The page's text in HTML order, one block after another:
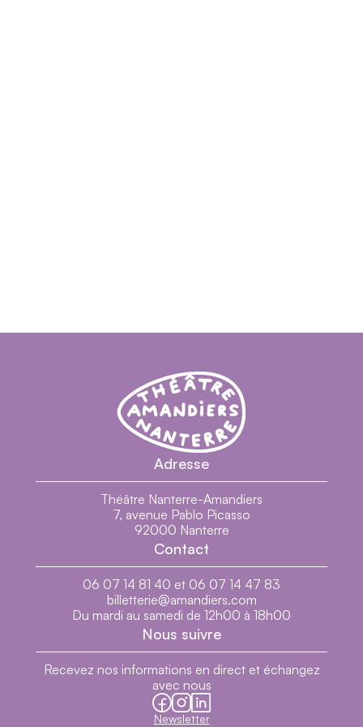
Théâtre Nanterre-Amandiers - Centre
Théâtre Nanterre-Amandiers
Adresse
Théâtre Nanterre-Amandiers
7, avenue Pablo Picasso
92000 Nanterre
Contact
06 07 14 81 40 et 06 07 14 47 83
billetterie@amandiers.com
Du mardi au samedi de 12h00 à 18h00
Nous suivre
Recevez nos informations en direct et échangez
avec nous
facebook
instagram
linkedin
Newsletter